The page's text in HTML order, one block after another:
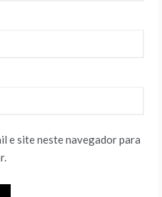
e site neste navegador para